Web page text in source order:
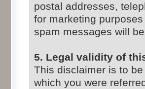
postal addresses,
for marketing
spam messages will
5. Legal validity of
This disclaimer is to
which you were